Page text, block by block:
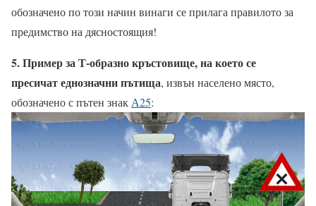
обозначено по този начин винаги се прилага правилото за
предимство на дясностоящия!
5. Пример за Т-образно кръстовище, на което се
пресичат еднозначни пътища, извън населено място,
обозначено с пътен знак А25: